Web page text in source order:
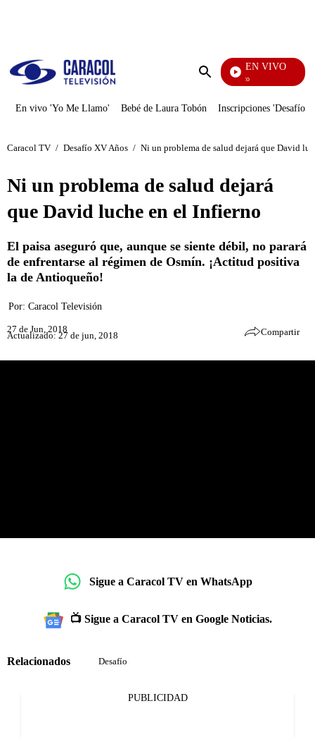
Enviar
EN VIVO
Rafael Orozco
En vivo 'Yo Me Llamo' Bebé de Laura Tobón Inscripciones 'Desafío'
Caracol TV / Desafío XV Años / Ni un problema de salud dejará que David
Ni un problema de salud dejará
que David luche en el Infierno
El paisa aseguró que, aunque se siente débil, no parará
de enfrentarse al régimen de Osmín. ¡Actitud positiva
la de Antioqueño!
Por: Caracol Televisión
27 de Jun, 2018
Actualizado: 27 de jun, 2018 Compartir
Sigue a Caracol TV en WhatsApp
📺 Sigue a Caracol TV en Google Noticias.
Relacionados Desafío
PUBLICIDAD